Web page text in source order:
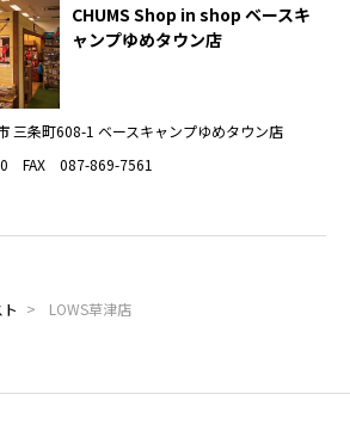
CHUMS Shop in shop ベースキ
ャンプゆめタウン店
三条町608-1 ベースキャンプゆめタウン店
FAX 087-869-7561
> LOWS草津店